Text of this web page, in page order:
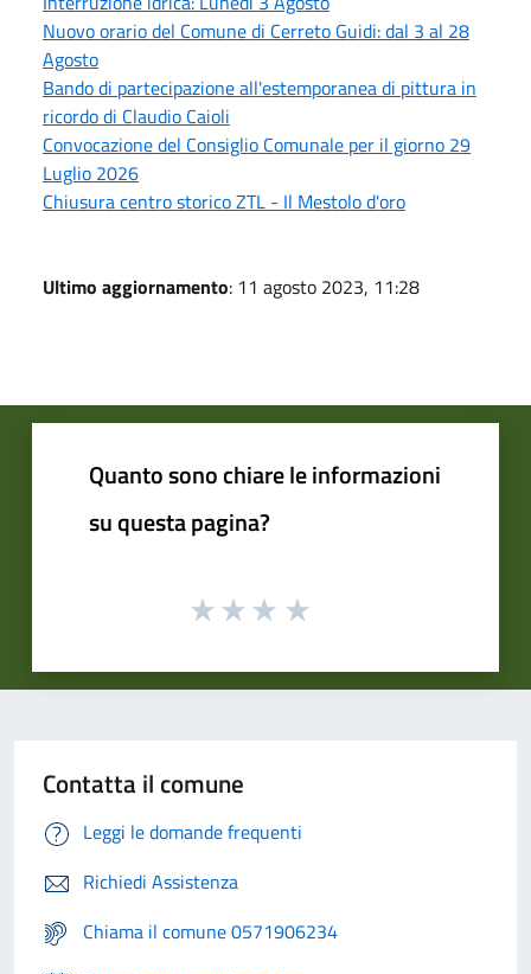
Nuovo orario del Comune di Cerreto Guidi: dal 3 al 28
Agosto
Bando di partecipazione all'estemporanea di pittura in
ricordo di Claudio Caioli
Convocazione del Consiglio Comunale per il giorno 29
Luglio 2026
Chiusura centro storico ZTL - Il Mestolo d'oro
Ultimo aggiornamento: 11 agosto 2023, 11:28
Quanto sono chiare le informazioni
su questa pagina?
Contatta il comune
Leggi le domande frequenti
Richiedi Assistenza
Chiama il comune 0571906234